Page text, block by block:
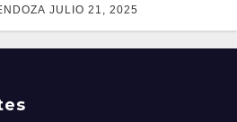
JULIO 21, 2025